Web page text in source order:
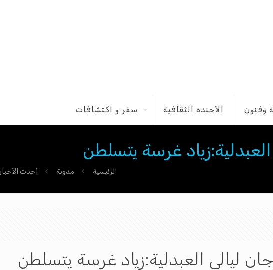
وفنون الأجندة الثقافية سفر و اكتشافات
غرسة يتسلطن
الرئيسية مدونة أحدث الأخبار
ليالي العبدلية:زياد غرسة يتسلطن